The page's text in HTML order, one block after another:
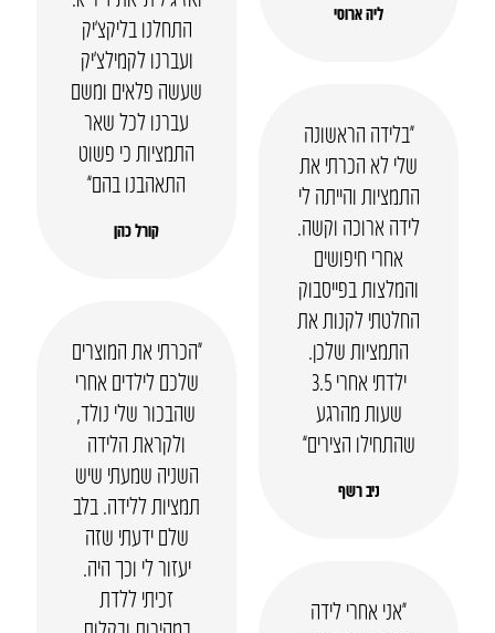
ליה ארוסי
התחלנו בליקצ’יק
ועברנו לקמילצ’יק
שעשה פלאים ומשם
עברנו לכל שאר
התמציות כי פשוט
התאהבנו בהם”
קורל כהן
“בלידה הראשונה
שלי לא הכרתי את
התמציות והייתה לי
לידה ארוכה וקשה.
אחרי חיפושים
והמלצות בפייסבוק
החלטתי לקנות את
התמציות שלכן.
ילדתי אחרי 3.5
שעות מהרגע
שהתחילו הצירים”
ניב רשף
“הכרתי את המוצרים
שלכם לילדים אחרי
שהבכור שלי נולד,
ולקראת הלידה
השניה שמעתי שיש
תמציות ללידה. בלב
שלם ידעתי שזה
יעזור לי וכך היה.
זכיתי ללדת
“אני אחרי לידה